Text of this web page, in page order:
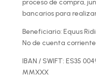
proceso de compra,
bancarios para
Beneficiario: Equus
Nº de cuenta corriente
IBAN / SWIFT: ES35
MMXXX